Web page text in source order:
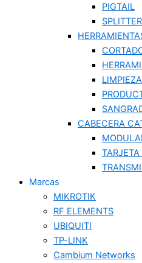
PIGTAIL
SPLITTER
LIMPIEZA
CABECERA
TARJETA
Marcas
MIKROTIK
RF ELEMENTS
UBIQUITI
TP-LINK
Cambium Networks